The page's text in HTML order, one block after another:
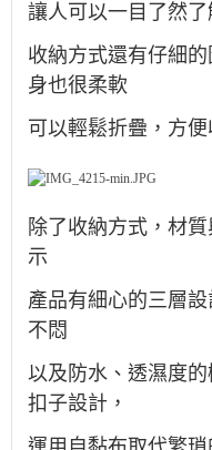
讓人可以一目了然
收納方式還有仔細
身也很柔軟
可以輕鬆折疊，方
除了收納方式，材
示
產品有細心的三層
不悶
以及防水、透濕度
扣⼦設計，